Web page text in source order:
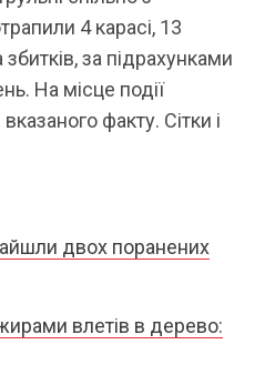
4 карасі, 13
за підрахунками
На місце події
факту. Сітки і
двох поранених
влетів в дерево: